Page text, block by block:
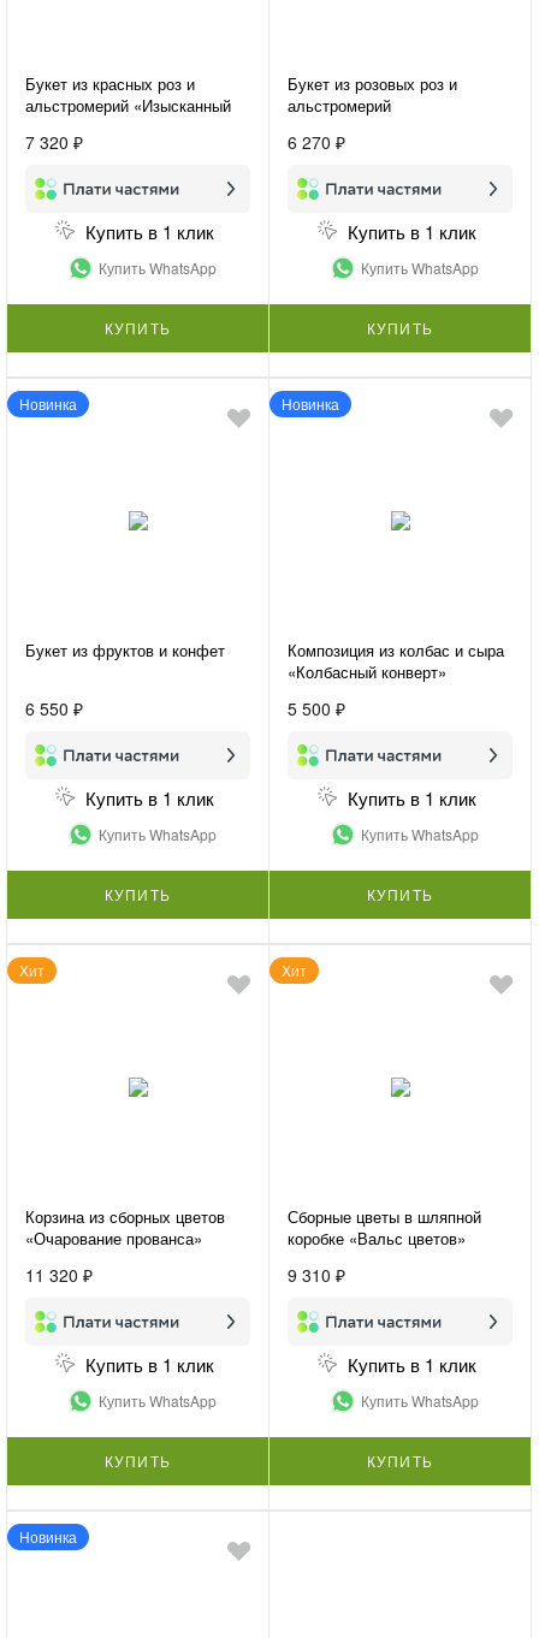
Букет из красных роз и
альстромерий «Изысканный
7 320 ₽
Купить в 1 клик
Купить WhatsApp
КУПИТЬ
Букет из розовых роз и
альстромерий
6 270 ₽
Купить в 1 клик
Купить WhatsApp
КУПИТЬ
Новинка
Букет из фруктов и конфет
6 550 ₽
Купить в 1 клик
Купить WhatsApp
КУПИТЬ
Новинка
Композиция из колбас и сыра
«Колбасный конверт»
5 500 ₽
Купить в 1 клик
Купить WhatsApp
КУПИТЬ
Хит
Корзина из сборных цветов
«Очарование прованса»
11 320 ₽
Купить в 1 клик
Купить WhatsApp
КУПИТЬ
Хит
Сборные цветы в шляпной
коробке «Вальс цветов»
9 310 ₽
Купить в 1 клик
Купить WhatsApp
КУПИТЬ
Новинка